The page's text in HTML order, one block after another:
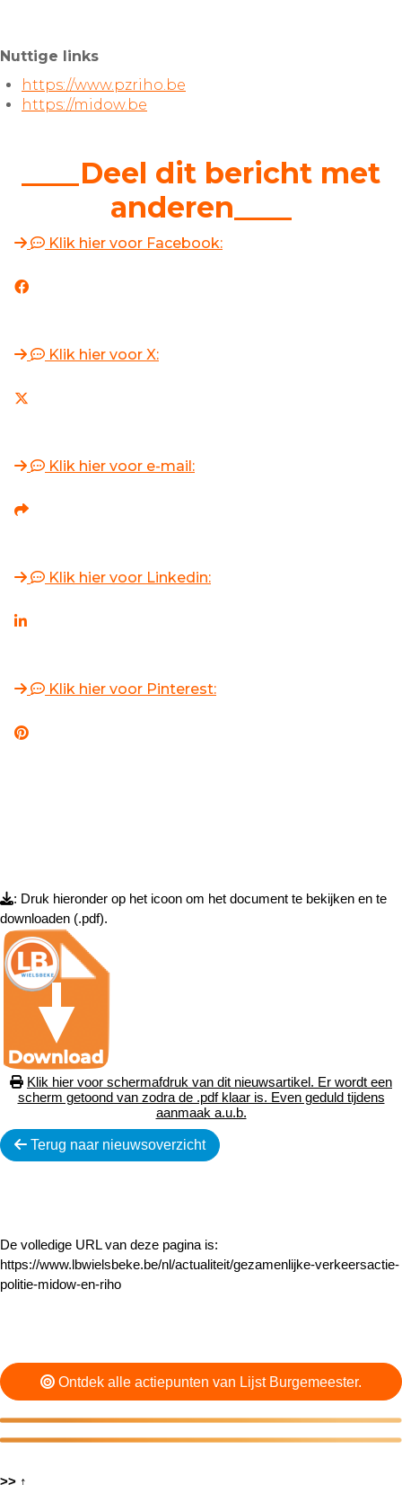
Nuttige links
https://www.pzriho.be
https://midow.be
____Deel dit bericht met
anderen____
Klik hier voor Facebook:
Klik hier voor X:
Klik hier voor e-mail:
Klik hier voor Linkedin:
Klik hier voor Pinterest:
: Druk hieronder op het icoon om het document te bekijken en te
downloaden (.pdf).
Klik hier voor schermafdruk van dit nieuwsartikel. Er wordt een
scherm getoond van zodra de .pdf klaar is. Even geduld tijdens
aanmaak a.u.b.
Terug naar nieuwsoverzicht
De volledige URL van deze pagina is:
https://www.lbwielsbeke.be/nl/actualiteit/gezamenlijke-verkeersactie-
politie-midow-en-riho
Ontdek alle actiepunten van Lijst Burgemeester.
>> ↑